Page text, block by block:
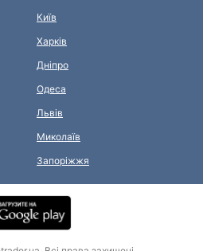
Київ
Харків
Дніпро
Одеса
Львів
Миколаїв
Запоріжжя